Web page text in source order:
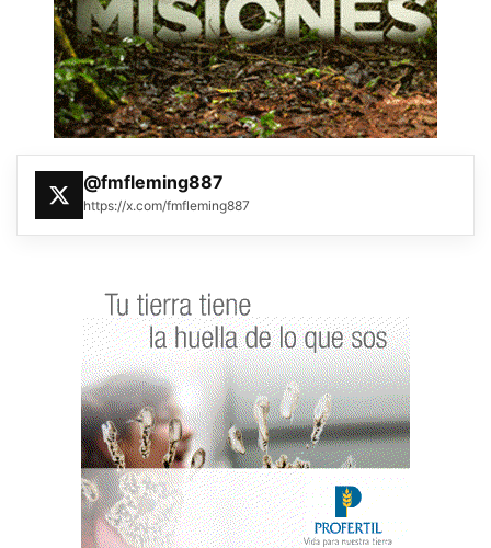
@fmfleming887
https://x.com/fmfleming887